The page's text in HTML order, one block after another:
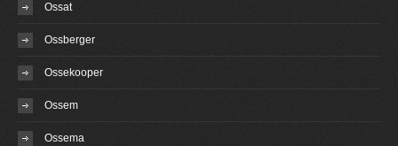
Ossat
Ossberger
Ossekooper
Ossem
Ossema